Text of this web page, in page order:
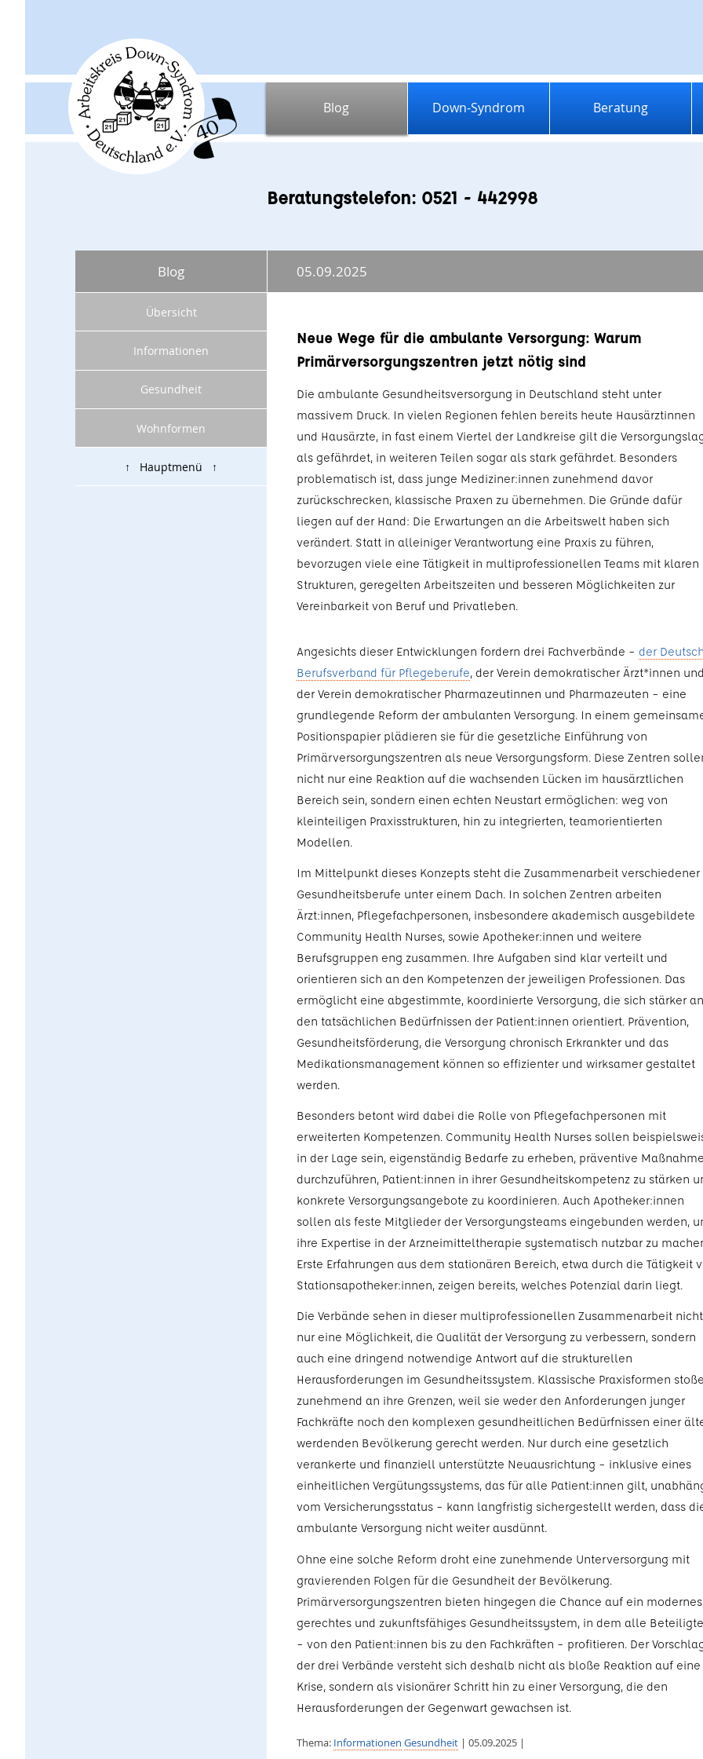
Blog Down-Syndrom Beratung
Beratungstelefon: 0521 - 442998
Blog
Übersicht
Informationen
Gesundheit
Wohnformen
↑ Hauptmenü ↑
05.09.2025
Neue Wege für die ambulante Versorgung: Warum
Primärversorgungszentren jetzt nötig sind
Die ambulante Gesundheitsversorgung in Deutschland steht unter
massivem Druck. In vielen Regionen fehlen bereits heute Hausärztinnen
und Hausärzte, in fast einem Viertel der Landkreise gilt die
als gefährdet, in weiteren Teilen sogar als stark gefährdet. Besonders
problematisch ist, dass junge Mediziner:innen zunehmend davor
zurückschrecken, klassische Praxen zu übernehmen. Die Gründe dafür
liegen auf der Hand: Die Erwartungen an die Arbeitswelt haben sich
verändert. Statt in alleiniger Verantwortung eine Praxis zu führen,
bevorzugen viele eine Tätigkeit in multiprofessionellen Teams mit klaren
Strukturen, geregelten Arbeitszeiten und besseren Möglichkeiten zur
Vereinbarkeit von Beruf und Privatleben.
Angesichts dieser Entwicklungen fordern drei Fachverbände – der
Berufsverband für Pflegeberufe, der Verein demokratischer Ärzt*innen und
der Verein demokratischer Pharmazeutinnen und Pharmazeuten – eine
grundlegende Reform der ambulanten Versorgung. In einem
Positionspapier plädieren sie für die gesetzliche Einführung von
Primärversorgungszentren als neue Versorgungsform. Diese Zentren
nicht nur eine Reaktion auf die wachsenden Lücken im hausärztlichen
Bereich sein, sondern einen echten Neustart ermöglichen: weg von
kleinteiligen Praxisstrukturen, hin zu integrierten, teamorientierten
Modellen.
Im Mittelpunkt dieses Konzepts steht die Zusammenarbeit verschiedener
Gesundheitsberufe unter einem Dach. In solchen Zentren arbeiten
Ärzt:innen, Pflegefachpersonen, insbesondere akademisch ausgebildete
Community Health Nurses, sowie Apotheker:innen und weitere
Berufsgruppen eng zusammen. Ihre Aufgaben sind klar verteilt und
orientieren sich an den Kompetenzen der jeweiligen Professionen. Das
ermöglicht eine abgestimmte, koordinierte Versorgung, die sich stärker an
den tatsächlichen Bedürfnissen der Patient:innen orientiert. Prävention,
Gesundheitsförderung, die Versorgung chronisch Erkrankter und das
Medikationsmanagement können so effizienter und wirksamer gestaltet
werden.
Besonders betont wird dabei die Rolle von Pflegefachpersonen mit
erweiterten Kompetenzen. Community Health Nurses sollen
in der Lage sein, eigenständig Bedarfe zu erheben, präventive
durchzuführen, Patient:innen in ihrer Gesundheitskompetenz zu stärken
konkrete Versorgungsangebote zu koordinieren. Auch Apotheker:innen
sollen als feste Mitglieder der Versorgungsteams eingebunden werden,
ihre Expertise in der Arzneimitteltherapie systematisch nutzbar zu
Erste Erfahrungen aus dem stationären Bereich, etwa durch die Tätigkeit
Stationsapotheker:innen, zeigen bereits, welches Potenzial darin liegt.
Die Verbände sehen in dieser multiprofessionellen Zusammenarbeit nicht
nur eine Möglichkeit, die Qualität der Versorgung zu verbessern, sondern
auch eine dringend notwendige Antwort auf die strukturellen
Herausforderungen im Gesundheitssystem. Klassische Praxisformen
zunehmend an ihre Grenzen, weil sie weder den Anforderungen junger
Fachkräfte noch den komplexen gesundheitlichen Bedürfnissen einer
werdenden Bevölkerung gerecht werden. Nur durch eine gesetzlich
verankerte und finanziell unterstützte Neuausrichtung – inklusive eines
einheitlichen Vergütungssystems, das für alle Patient:innen gilt,
vom Versicherungsstatus – kann langfristig sichergestellt werden, dass
ambulante Versorgung nicht weiter ausdünnt.
Ohne eine solche Reform droht eine zunehmende Unterversorgung mit
gravierenden Folgen für die Gesundheit der Bevölkerung.
Primärversorgungszentren bieten hingegen die Chance auf ein
gerechtes und zukunftsfähiges Gesundheitssystem, in dem alle
– von den Patient:innen bis zu den Fachkräften – profitieren. Der
der drei Verbände versteht sich deshalb nicht als bloße Reaktion auf eine
Krise, sondern als visionärer Schritt hin zu einer Versorgung, die den
Herausforderungen der Gegenwart gewachsen ist.
Thema: Informationen Gesundheit| 05.09.2025 |